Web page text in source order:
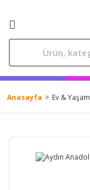
Anasayfa Ev & Yaşam